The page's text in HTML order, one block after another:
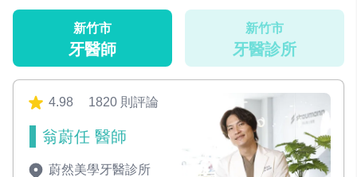
新竹市
牙醫師
新竹市
牙醫診所
4.98 1820 則評論
翁蔚任 醫師
蔚然美學牙醫診所